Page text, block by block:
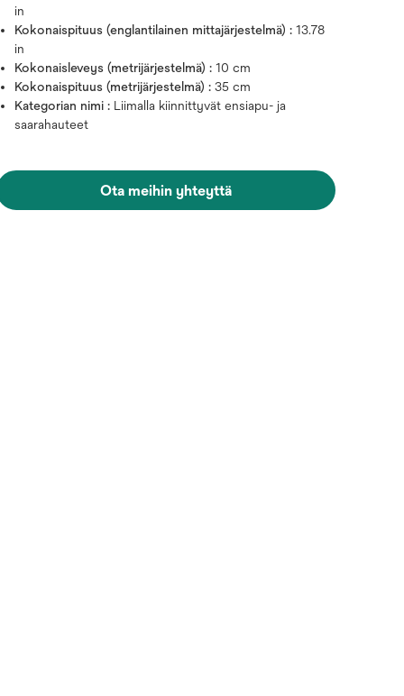
in
Kokonaispituus (englantilainen mittajärjestelmä) :13.78
in
Kokonaisleveys (metrijärjestelmä) :10 cm
Kokonaispituus (metrijärjestelmä) :35 cm
Kategorian nimi : Liimalla kiinnittyvät ensiapu- ja
saarahauteet
Ota meihin yhteyttä